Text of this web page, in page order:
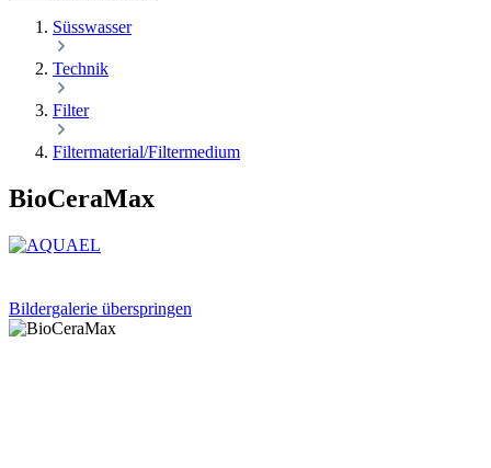
Süsswasser
Technik
Filter
Filtermaterial/Filtermedium
BioCeraMax
Bildergalerie überspringen